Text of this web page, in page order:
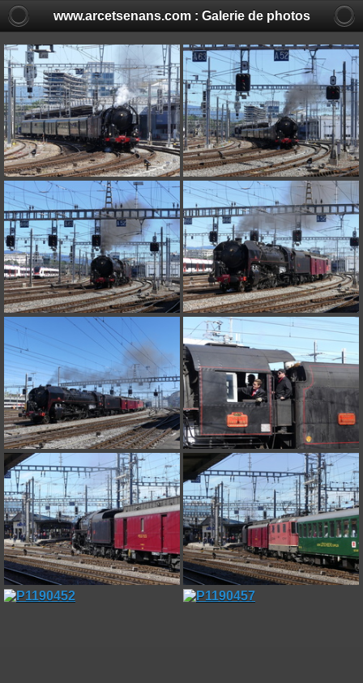
www.arcetsenans.com : Galerie de photos